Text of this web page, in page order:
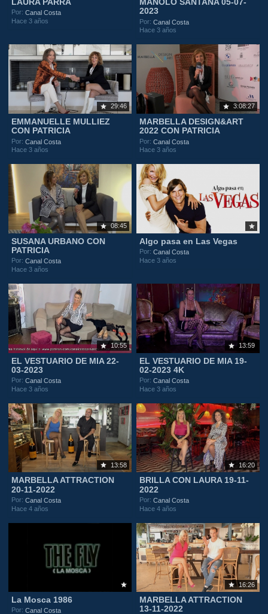
LAURA PARRA
Por:Canal Costa
Hace 3 años
MANOLO SANTANA 05-07-
2023
Por:Canal Costa
Hace 3 años
29:46
EMMANUELLE MULLIEZ
CON PATRICIA
Por:Canal Costa
Hace 3 años
3:08:27
MARBELLA DESIGN&ART
2022 CON PATRICIA
Por:Canal Costa
Hace 3 años
08:45
SUSANA URBANO CON
PATRICIA
Por:Canal Costa
Hace 3 años
Algo pasa en Las Vegas
Por:Canal Costa
Hace 3 años
10:55
EL VESTUARIO DE MIA 22-
03-2023
Por:Canal Costa
Hace 3 años
13:59
EL VESTUARIO DE MIA 19-
02-2023 4K
Por:Canal Costa
Hace 3 años
13:58
MARBELLA ATTRACTION
20-11-2022
Por:Canal Costa
Hace 4 años
16:20
BRILLA CON LAURA 19-11-
2022
Por:Canal Costa
Hace 4 años
La Mosca 1986
Por:Canal Costa
16:26
MARBELLA ATTRACTION
13-11-2022